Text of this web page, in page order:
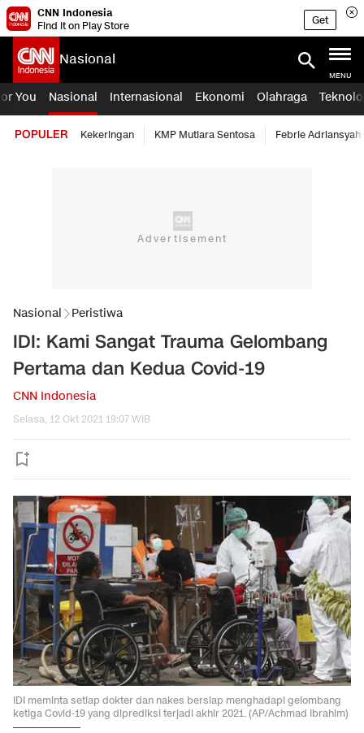
CNN Indonesia
Find it on Play Store
Get
Nasional
MENU
You Nasional Internasional Ekonomi Olahraga
POPULER Kekeringan KMP Mutiara Sentosa Febrie Adriansyah
Nasional Peristiwa
IDI: Kami Sangat Trauma Gelombang
Pertama dan Kedua Covid-19
CNN Indonesia
Selasa, 12 Okt 2021 19:07 WIB
IDI meminta setiap dokter dan nakes bersiap menghadapi gelombang
ketiga Covid-19 yang diprediksi terjadi akhir 2021. (AP/Achmad Ibrahim)